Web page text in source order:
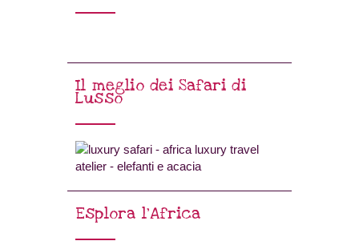
Il meglio dei Safari di
Lusso
Esplora l’Africa